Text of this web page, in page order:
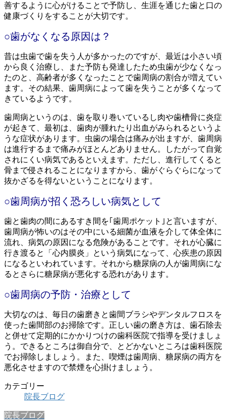
善するように心がけることで予防し、生涯を通じた歯と口の
健康づくりをすることが大切です。
○歯がなくなる原因は？
昔は虫歯で歯を失う人が多かったのですが、最近は小さい頃
から良く治療し、また予防も発達したため虫歯が少なくなっ
たのと、高齢者が多くなったことで歯周病の割合が増えてい
ます。その結果、歯周病によって歯を失うことが多くなって
きているようです。
歯周病というのは、歯を取り巻いているし肉や歯槽骨に炎症
が起きて、最初は、歯肉が腫れたり出血がみられるというよ
うな症状があります。虫歯の場合は痛みが出ますが、歯周病
は進行するまで痛みがほとんどありません。したがって自覚
されにくい病気であるといえます。ただし、進行してくると
骨まで侵されることになりますから、歯がぐらぐらになって
抜かざるを得ないということになります。
○歯周病が招く恐ろしい病気として
歯と歯肉の間にあるすき間を｢歯周ポケット｣と言いますが、
歯周病が怖いのはその中にいる細菌が血液を介して体全体に
流れ、病気の原因になる危険があることです。それが心臓に
行き渡ると「心内膜炎」という病気になって、心疾患の原因
になるといわれています。それから糖尿病の人が歯周病にな
るとさらに糖尿病が悪化する恐れがあります。
○歯周病の予防・治療として
大切なのは、毎日の歯磨きと歯間ブラシやデンタルフロスを
使った歯間部のお掃除です。正しい歯の磨き方は、歯石除去
と併せて定期的にかかりつけの歯科医院で指導を受けましょ
う。できるところは御自分で、とどかないところは歯科医院
でお掃除しましょう。また、喫煙は歯周病、糖尿病の両方を
悪化させますので禁煙を心掛けましょう。
カテゴリー
院長ブログ
院長ブログ